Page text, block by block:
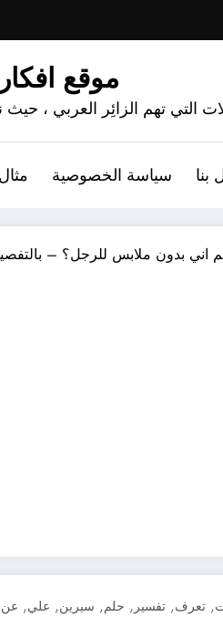
موقع
التي تهم الزائِر العربي ،
بنا سياسة الخصوصية
بدون ملابس للرجل؟ –
, تعرف, تفسير , حلم, سيرين, علي, عن